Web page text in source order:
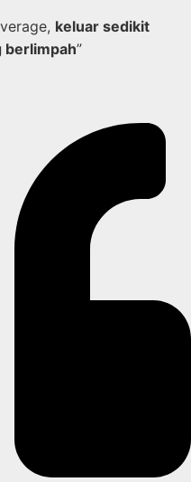
keluar sedikit
berlimpah”